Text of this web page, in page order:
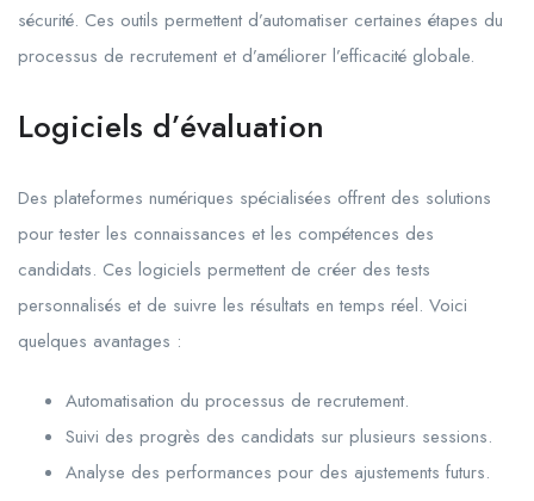
sécurité. Ces outils permettent d’automatiser certaines étapes du
processus de recrutement et d’améliorer l’efficacité globale.
Logiciels d’évaluation
Des plateformes numériques spécialisées offrent des solutions
pour tester les connaissances et les compétences des
candidats. Ces logiciels permettent de créer des tests
personnalisés et de suivre les résultats en temps réel. Voici
quelques avantages :
Automatisation du processus de recrutement.
Suivi des progrès des candidats sur plusieurs sessions.
Analyse des performances pour des ajustements futurs.